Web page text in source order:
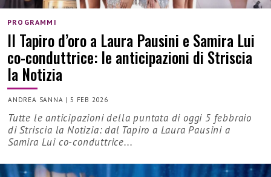
PROGRAMMI
Il Tapiro d’oro a Laura Pausini e Samira Lui
co-conduttrice: le anticipazioni di Striscia
la Notizia
ANDREA SANNA |5 FEB 2026
Tutte le anticipazioni della puntata di oggi 5 febbraio
di Striscia la Notizia: dal Tapiro a Laura Pausini a
Samira Lui co-conduttrice...